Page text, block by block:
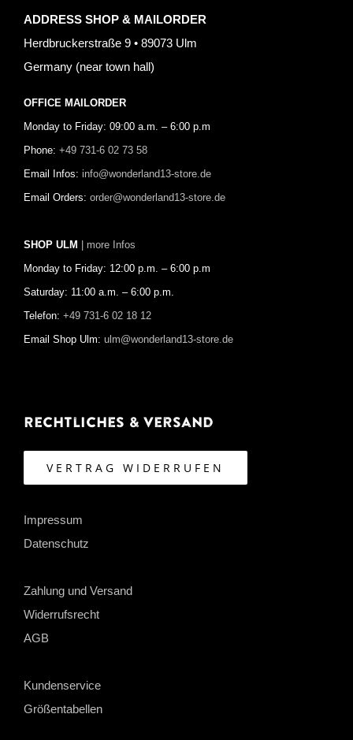
ADDRESS SHOP & MAILORDER
Herdbruckerstraße 9 • 89073 Ulm
Germany (near town hall)
OFFICE MAILORDER
Monday to Friday: 09:00 a.m. – 6:00 p.m
Phone: +49 731-6 02 73 58
Email Infos: info@wonderland13-store.de
Email Orders: order@wonderland13-store.de
SHOP ULM | more Infos
Monday to Friday: 12:00 p.m. – 6:00 p.m
Saturday: 11:00 a.m. – 6:00 p.m.
Telefon: +49 731-6 02 18 12
Email Shop Ulm: ulm@wonderland13-store.de
Rechtliches & Versand
VERTRAG WIDERRUFEN
Impressum
Datenschutz
Zahlung und Versand
Widerrufsrecht
AGB
Kundenservice
Größentabellen